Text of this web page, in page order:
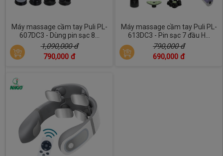
Máy massage cầm tay Puli PL-
607DC3 - Dùng pin sạc 8...
1,090,000 đ
790,000 đ
Máy massage cầm tay Puli PL-
613DC3 - Pin sạc 7 đầu H...
790,000 đ
690,000 đ